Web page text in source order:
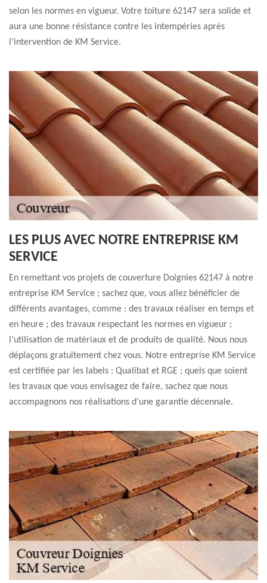
selon les normes en vigueur. Votre toiture 62147 sera solide et
aura une bonne résistance contre les intempéries après
l’intervention de KM Service.
LES PLUS AVEC NOTRE ENTREPRISE KM
SERVICE
En remettant vos projets de couverture Doignies 62147 à notre
entreprise KM Service ; sachez que, vous allez bénéficier de
différents avantages, comme : des travaux réaliser en temps et
en heure ; des travaux respectant les normes en vigueur ;
l’utilisation de matériaux et de produits de qualité. Nous nous
déplaçons gratuitement chez vous. Notre entreprise KM Service
est certifiée par les labels : Qualibat et RGE ; quels que soient
les travaux que vous envisagez de faire, sachez que nous
accompagnons nos réalisations d’une garantie décennale.